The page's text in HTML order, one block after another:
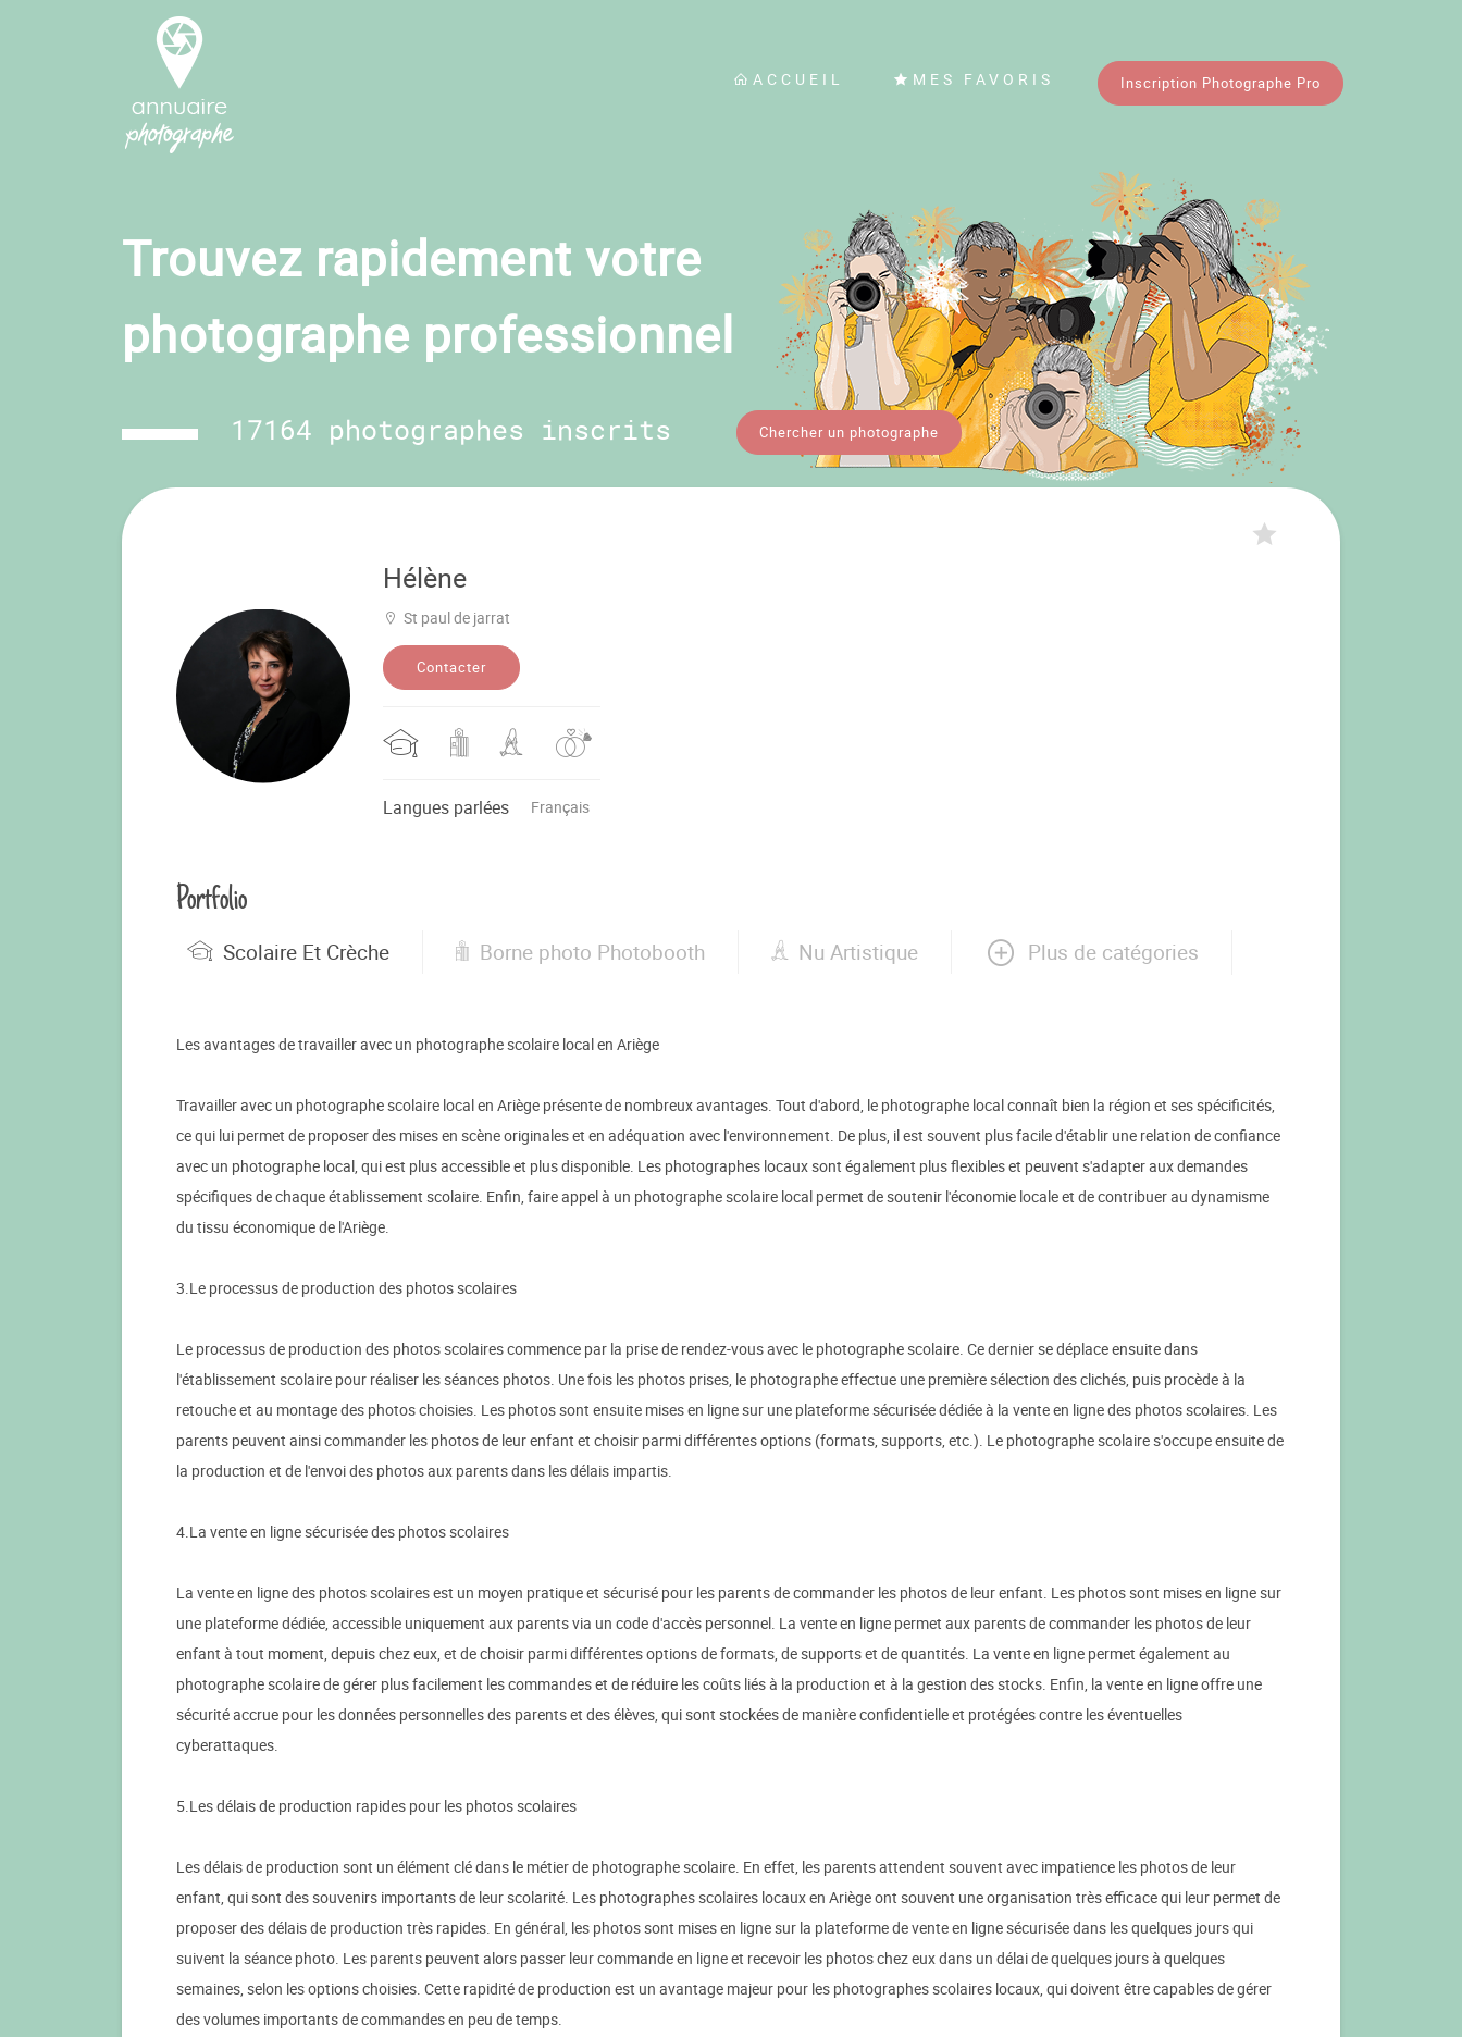
ACCUEIL MES FAVORIS Inscription Photographe Pro
Trouvez rapidement votre
photographe professionnel
17164 photographes inscrits Chercher un photographe
Hélène
St paul de jarrat
Contacter
Langues parlées Français
Portfolio
Scolaire Et Crèche Borne photo Photobooth Nu Artistique Plus de catégories
Les avantages de travailler avec un photographe scolaire local en Ariège
Travailler avec un photographe scolaire local en Ariège présente de nombreux avantages. Tout d'abord, le photographe local connaît bien la région et ses spécificités,
ce qui lui permet de proposer des mises en scène originales et en adéquation avec l'environnement. De plus, il est souvent plus facile d'établir une relation de confiance
avec un photographe local, qui est plus accessible et plus disponible. Les photographes locaux sont également plus flexibles et peuvent s'adapter aux demandes
spécifiques de chaque établissement scolaire. Enfin, faire appel à un photographe scolaire local permet de soutenir l'économie locale et de contribuer au dynamisme
du tissu économique de l'Ariège.
3.Le processus de production des photos scolaires
Le processus de production des photos scolaires commence par la prise de rendez-vous avec le photographe scolaire. Ce dernier se déplace ensuite dans
l'établissement scolaire pour réaliser les séances photos. Une fois les photos prises, le photographe effectue une première sélection des clichés, puis procède à la
retouche et au montage des photos choisies. Les photos sont ensuite mises en ligne sur une plateforme sécurisée dédiée à la vente en ligne des photos scolaires. Les
parents peuvent ainsi commander les photos de leur enfant et choisir parmi différentes options (formats, supports, etc.). Le photographe scolaire s'occupe ensuite de
la production et de l'envoi des photos aux parents dans les délais impartis.
4.La vente en ligne sécurisée des photos scolaires
La vente en ligne des photos scolaires est un moyen pratique et sécurisé pour les parents de commander les photos de leur enfant. Les photos sont mises en ligne sur
une plateforme dédiée, accessible uniquement aux parents via un code d'accès personnel. La vente en ligne permet aux parents de commander les photos de leur
enfant à tout moment, depuis chez eux, et de choisir parmi différentes options de formats, de supports et de quantités. La vente en ligne permet également au
photographe scolaire de gérer plus facilement les commandes et de réduire les coûts liés à la production et à la gestion des stocks. Enfin, la vente en ligne offre une
sécurité accrue pour les données personnelles des parents et des élèves, qui sont stockées de manière confidentielle et protégées contre les éventuelles
cyberattaques.
5.Les délais de production rapides pour les photos scolaires
Les délais de production sont un élément clé dans le métier de photographe scolaire. En effet, les parents attendent souvent avec impatience les photos de leur
enfant, qui sont des souvenirs importants de leur scolarité. Les photographes scolaires locaux en Ariège ont souvent une organisation très efficace qui leur permet de
proposer des délais de production très rapides. En général, les photos sont mises en ligne sur la plateforme de vente en ligne sécurisée dans les quelques jours qui
suivent la séance photo. Les parents peuvent alors passer leur commande en ligne et recevoir les photos chez eux dans un délai de quelques jours à quelques
semaines, selon les options choisies. Cette rapidité de production est un avantage majeur pour les photographes scolaires locaux, qui doivent être capables de gérer
des volumes importants de commandes en peu de temps.